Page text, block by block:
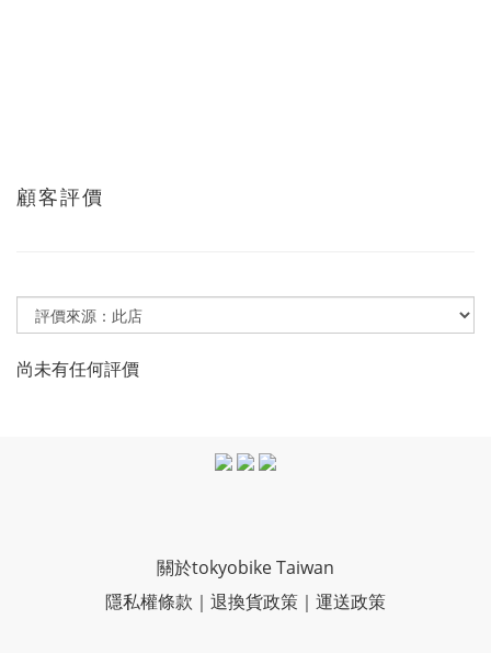
顧客評價
尚未有任何評價
關於tokyobike Taiwan
隱私權條款 ｜ 退換貨政策 ｜ 運送政策